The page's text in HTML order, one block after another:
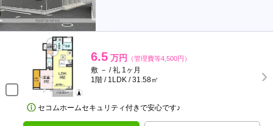
6.5 万円 （管理費等4,500円）
敷 － / 礼 1ヶ月
1階 / 1LDK / 31.58㎡
セコムホームセキュリティ付きで安心です♪